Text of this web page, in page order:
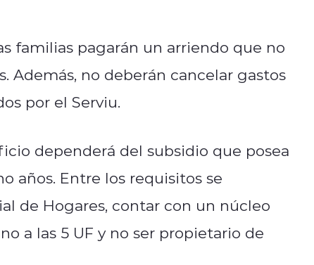
familias pagarán un arriendo que no
Además, no deberán cancelar gastos
por el Serviu.
dependerá del subsidio que posea
años. Entre los requisitos se
de Hogares, contar con un núcleo
a las 5 UF y no ser propietario de